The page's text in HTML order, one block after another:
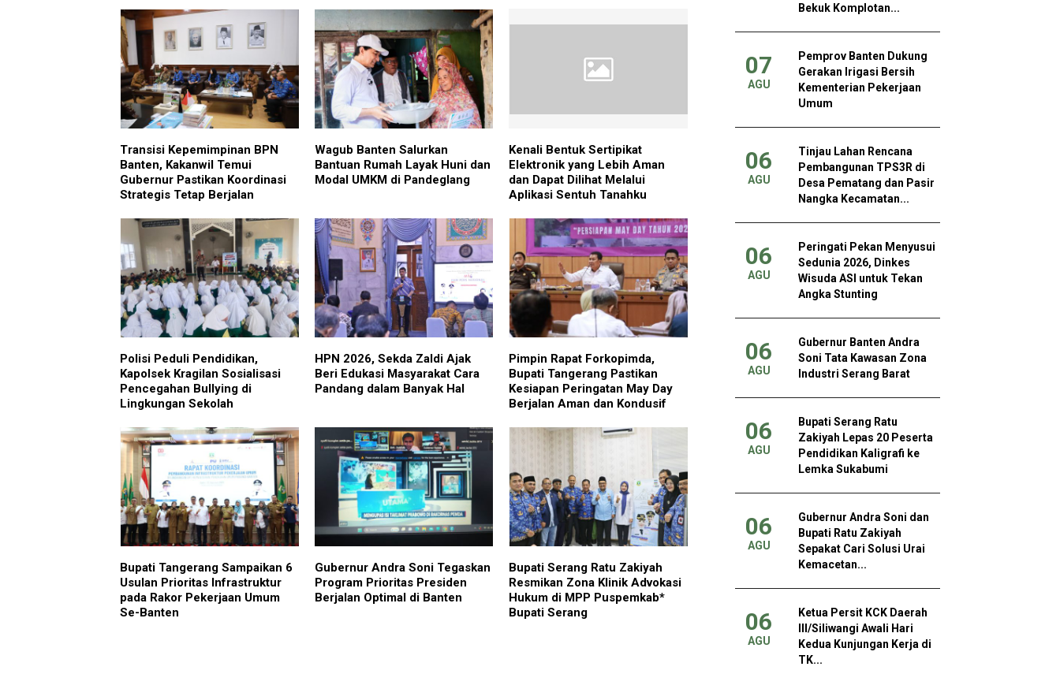
Transisi Kepemimpinan BPN
Banten, Kakanwil Temui
Gubernur Pastikan Koordinasi
Strategis Tetap Berjalan
Wagub Banten Salurkan
Bantuan Rumah Layak Huni dan
Modal UMKM di Pandeglang
Kenali Bentuk Sertipikat
Elektronik yang Lebih Aman
dan Dapat Dilihat Melalui
Aplikasi Sentuh Tanahku
Polisi Peduli Pendidikan,
Kapolsek Kragilan Sosialisasi
Pencegahan Bullying di
Lingkungan Sekolah
HPN 2026, Sekda Zaldi Ajak
Beri Edukasi Masyarakat Cara
Pandang dalam Banyak Hal
Pimpin Rapat Forkopimda,
Bupati Tangerang Pastikan
Kesiapan Peringatan May Day
Berjalan Aman dan Kondusif
Bupati Tangerang Sampaikan 6
Usulan Prioritas Infrastruktur
pada Rakor Pekerjaan Umum
Se-Banten
Gubernur Andra Soni Tegaskan
Program Prioritas Presiden
Berjalan Optimal di Banten
Bupati Serang Ratu Zakiyah
Resmikan Zona Klinik Advokasi
Hukum di MPP Puspemkab*
Bupati Serang
Bekuk Komplotan...
07
AGU
Pemprov Banten Dukung
Gerakan Irigasi Bersih
Kementerian Pekerjaan
Umum
06
AGU
Tinjau Lahan Rencana
Pembangunan TPS3R di
Desa Pematang dan Pasir
Nangka Kecamatan...
06
AGU
Peringati Pekan Menyusui
Sedunia 2026, Dinkes
Wisuda ASI untuk Tekan
Angka Stunting
06
AGU
Gubernur Banten Andra
Soni Tata Kawasan Zona
Industri Serang Barat
06
AGU
Bupati Serang Ratu
Zakiyah Lepas 20 Peserta
Pendidikan Kaligrafi ke
Lemka Sukabumi
06
AGU
Gubernur Andra Soni dan
Bupati Ratu Zakiyah
Sepakat Cari Solusi Urai
Kemacetan...
06
AGU
Ketua Persit KCK Daerah
III/Siliwangi Awali Hari
Kedua Kunjungan Kerja di
TK...